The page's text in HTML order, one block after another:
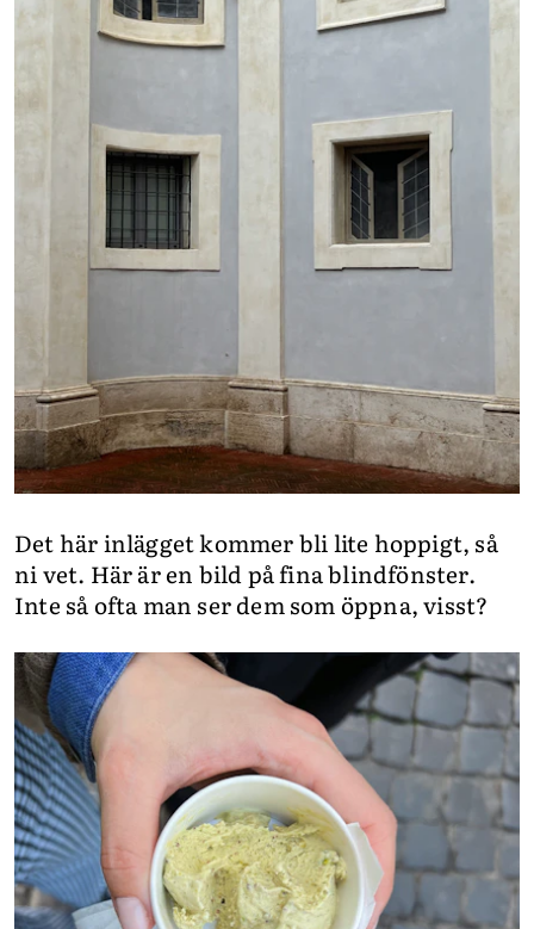
Det här inlägget kommer bli lite hoppigt, så
ni vet. Här är en bild på fina blindfönster.
Inte så ofta man ser dem som öppna, visst?